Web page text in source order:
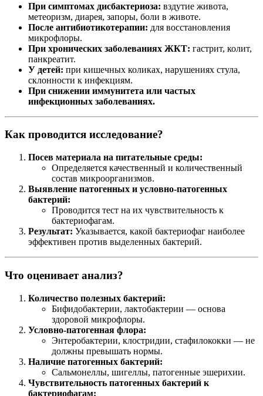
При симптомах дисбактериоза: вздутие живота,
метеоризм, диарея, запоры, боли в животе.
После антибиотикотерапии: для восстановления
микрофлоры.
При хронических заболеваниях ЖКТ: гастрит, колит,
панкреатит.
У детей: при кишечных коликах, нарушениях стула,
склонности к инфекциям.
При снижении иммунитета или частых
инфекционных заболеваниях.
Как проводится исследование?
Посев материала на питательные среды:
Определяется качественный и количественный
состав микроорганизмов.
Выявление патогенных и условно-патогенных
бактерий:
Проводится тест на их чувствительность к
бактериофагам.
Результат: Указывается, какой бактериофаг наиболее
эффективен против выделенных бактерий.
Что оценивает анализ?
Количество полезных бактерий:
Бифидобактерии, лактобактерии — основа
здоровой микрофлоры.
Условно-патогенная флора:
Энтеробактерии, клостридии, стафилококки — не
должны превышать нормы.
Наличие патогенных бактерий:
Сальмонеллы, шигеллы, патогенные эшерихии.
Чувствительность патогенных бактерий к
бактериофагам: